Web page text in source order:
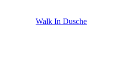
Walk In Dusche